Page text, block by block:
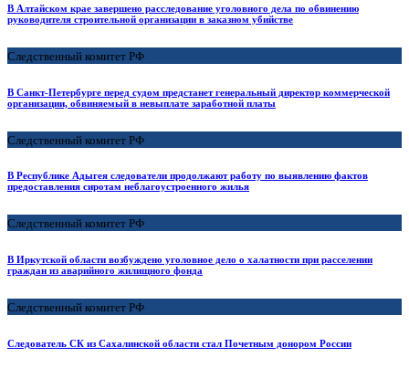
В Алтайском крае завершено расследование уголовного дела по обвинению
руководителя строительной организации в заказном убийстве
Следственный комитет РФ
В Санкт-Петербурге перед судом предстанет генеральный директор коммерческой
организации, обвиняемый в невыплате заработной платы
Следственный комитет РФ
В Республике Адыгея следователи продолжают работу по выявлению фактов
предоставления сиротам неблагоустроенного жилья
Следственный комитет РФ
В Иркутской области возбуждено уголовное дело о халатности при расселении
граждан из аварийного жилищного фонда
Следственный комитет РФ
Следователь СК из Сахалинской области стал Почетным донором России